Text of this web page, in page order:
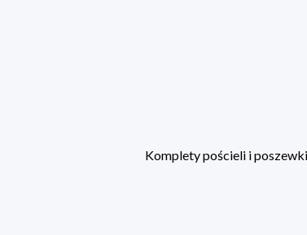
Komplety pościeli i